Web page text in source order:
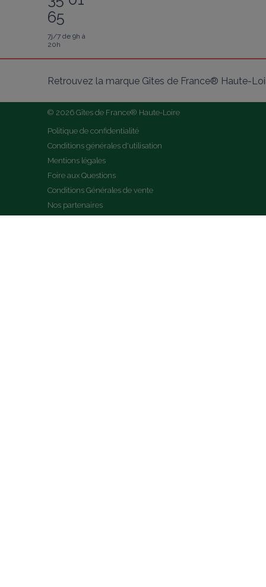
65
7j/7 de 9h à
20h
Retrouvez la marque Gîtes de France® Haute-
© 2026 Gîtes de France® Haute-Loire
Politique de confidentialité
Conditions générales d'utilisation
Mentions légales
Foire aux Questions
Conditions Générales de vente
Nos partenaires